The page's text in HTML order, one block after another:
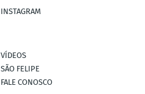
INSTAGRAM
VÍDEOS
SÃO FELIPE
FALE CONOSCO